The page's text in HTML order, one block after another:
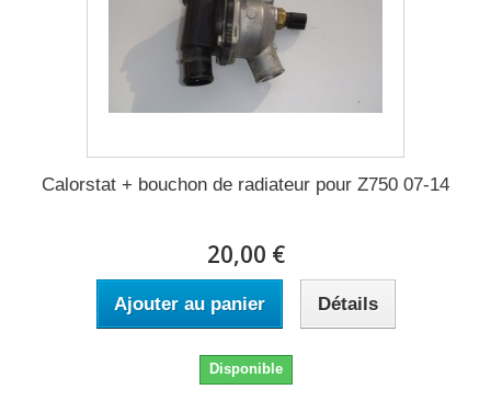
Calorstat + bouchon de radiateur pour Z750 07-14
20,00 €
Ajouter au panier Détails
Disponible